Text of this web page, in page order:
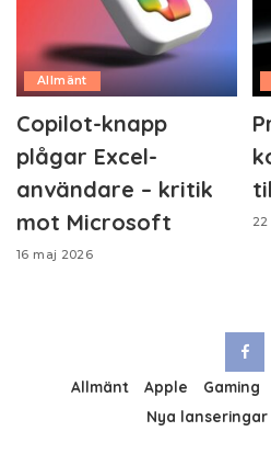
Allmänt
Copilot-knapp
plågar Excel-
användare – kritik
mot Microsoft
16 maj 2026
Allmänt Apple Gaming
Nya lanseringar